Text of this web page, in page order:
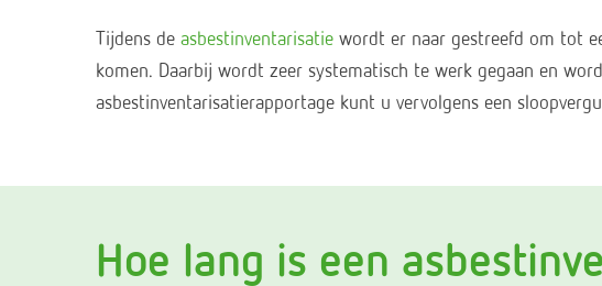
Tijdens de asbestinventarisatie wordt er naar gestreefd om tot
komen. Daarbij wordt zeer systematisch te werk gegaan en
asbestinventarisatierapportage kunt u vervolgens een
Hoe lang is een